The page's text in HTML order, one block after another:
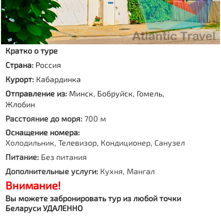
Кратко о туре
Страна: Россия
Курорт: Кабардинка
Отправление из: Минск, Бобруйск, Гомель,
Жлобин
Расстояние до моря: 700 м
Оснащение номера:
Холодильник, Телевизор, Кондиционер, Санузел
Питание: Без питания
Дополнительные услуги: Кухня, Мангал
Внимание!
Вы можете забронировать тур из любой точки
Беларуси УДАЛЕННО